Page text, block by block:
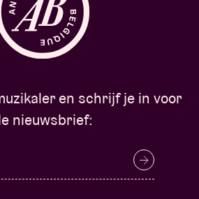
en schrijf je in voor
nieuwsbrief: